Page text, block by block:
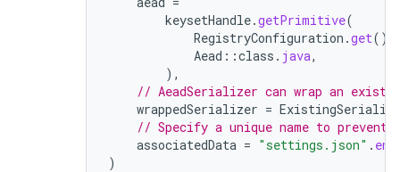
keysetHandle.getPrimitive(
RegistryConfiguration .get(),
Aead ::class . java,
),
// AeadSerializer can wrap an
wrappedSerializer =
// Specify a unique name to prevent
associatedData = "settings.json" .
)